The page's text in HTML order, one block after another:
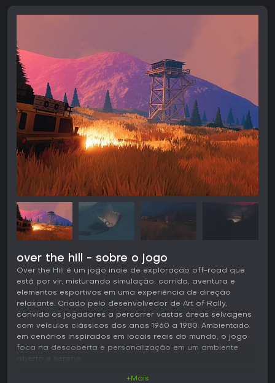
over the hill - sobre o jogo
Over the Hill é um jogo indie de exploração off-road que
está por vir, misturando simulação, corrida, aventura e
elementos esportivos em uma experiência de direção
relaxante. Criado pelo desenvolvedor de Art of Rally,
convida os jogadores a percorrer vastas áreas selvagens
com veículos clássicos dos anos 1960 a 1980. Ambientado
em cenários inspirados em locais reais do mundo, o jogo
foca na descoberta e personalização em um ambiente
aberto e sereno.
+Mais